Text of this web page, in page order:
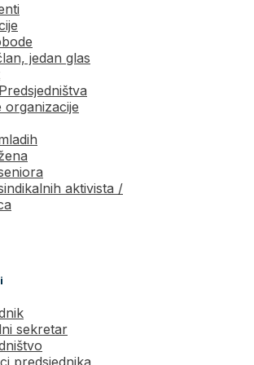
jedan glas
organizacije
aktivista /
sekretar
predsjednika